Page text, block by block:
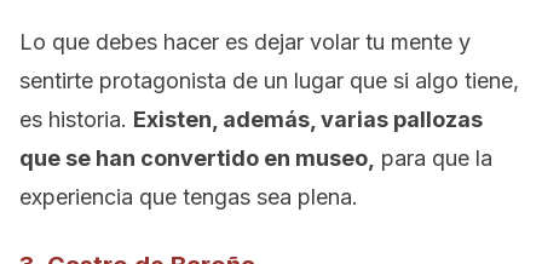
Lo que debes hacer es dejar volar tu mente y
sentirte protagonista de un lugar que si algo tiene,
es historia. Existen, además, varias pallozas
que se han convertido en museo, para que la
experiencia que tengas sea plena.